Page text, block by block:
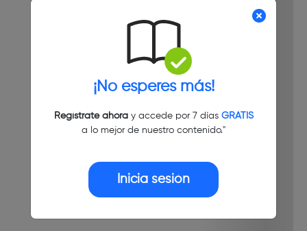
¡No esperes más!
Regístrate ahoray accede por 7 días GRATIS
a lo mejor de nuestro contenido."
Inicia sesión